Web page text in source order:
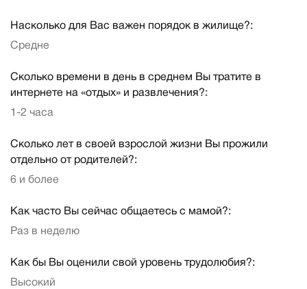
Насколько для Вас важен порядок в жилище?:
Средне
Сколько времени в день в среднем Вы тратите в
интернете на «отдых» и развлечения?:
1-2 часа
Сколько лет в своей взрослой жизни Вы прожили
отдельно от родителей?:
6 и более
Как часто Вы сейчас общаетесь с мамой?:
Раз в неделю
Как бы Вы оценили свой уровень трудолюбия?:
Высокий